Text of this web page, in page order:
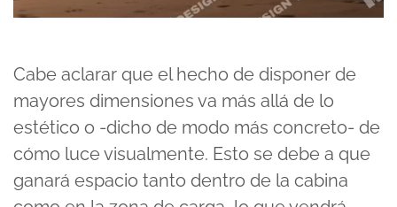
Cabe aclarar que el hecho de disponer de
mayores dimensiones va más allá de lo
estético o -dicho de modo más concreto- de
cómo luce visualmente. Esto se debe a que
ganará espacio tanto dentro de la cabina